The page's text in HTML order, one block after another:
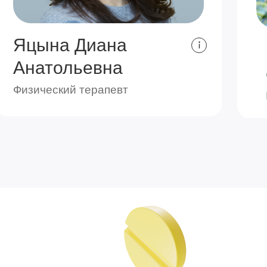
Яцына Диана
Анатольевна
Физический терапевт